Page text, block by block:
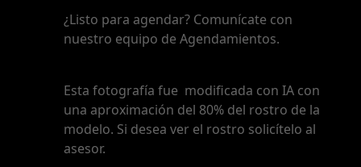
¿Listo para agendar? Comunícate con
nuestro equipo de Agendamientos.
Esta fotografía fue modificada con IA con
una aproximación del 80% del rostro de la
modelo. Si desea ver el rostro solicítelo al
asesor.